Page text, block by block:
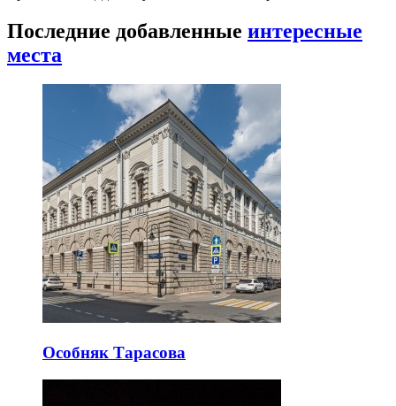
Последние добавленные интересные
места
Особняк Тарасова